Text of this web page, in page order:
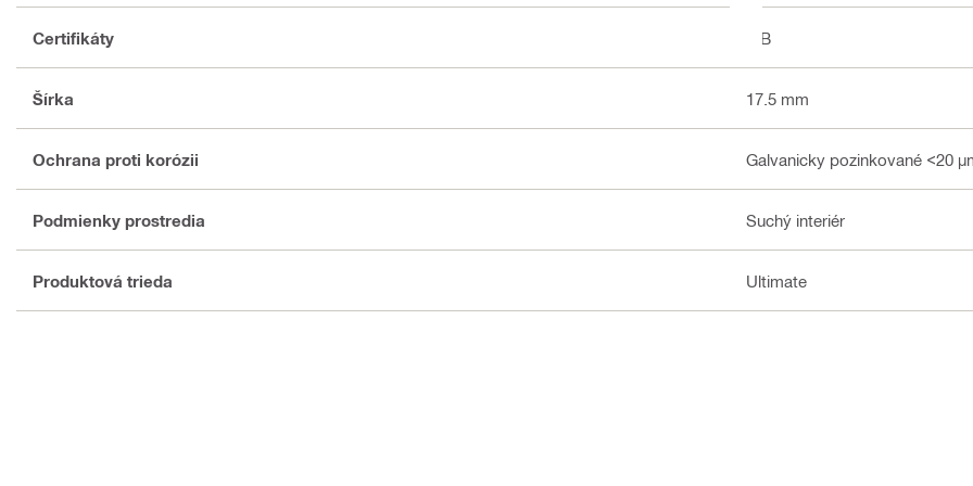
Certifikáty ITB
Šírka 17.5 mm
Ochrana proti korózii Galvanicky pozinkované <20
Podmienky prostredia Suchý interiér
Produktová trieda Ultimate